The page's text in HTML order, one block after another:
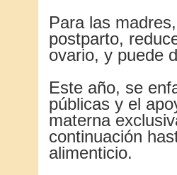
Para las
postparto,
ovario, y puede
Este año, se
públicas y el
materna
continuación
alimenticio.